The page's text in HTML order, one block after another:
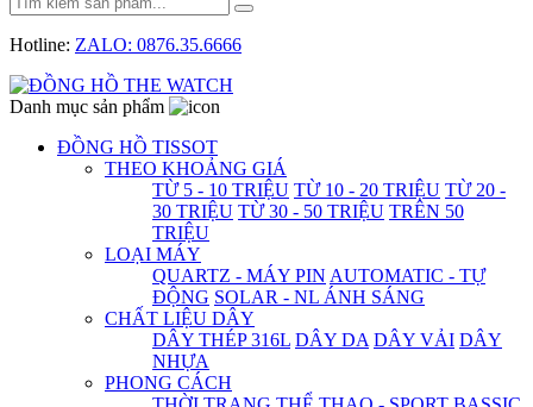
Hotline: ZALO: 0876.35.6666
Danh mục sản phẩm
ĐỒNG HỒ TISSOT
THEO KHOẢNG GIÁ
TỪ 5 - 10 TRIỆU TỪ 10 - 20 TRIỆU TỪ 20 -
30 TRIỆU TỪ 30 - 50 TRIỆU TRÊN 50
TRIỆU
LOẠI MÁY
QUARTZ - MÁY PIN AUTOMATIC - TỰ
ĐỘNG SOLAR - NL ÁNH SÁNG
CHẤT LIỆU DÂY
DÂY THÉP 316L DÂY DA DÂY VẢI DÂY
NHỰA
PHONG CÁCH